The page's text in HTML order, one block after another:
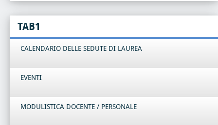
TAB1
CALENDARIO DELLE SEDUTE DI LAUREA
EVENTI
MODULISTICA DOCENTE / PERSONALE